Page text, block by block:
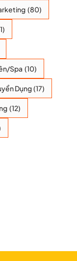
(80)
Spa (10)
Dụng(17)
(12)